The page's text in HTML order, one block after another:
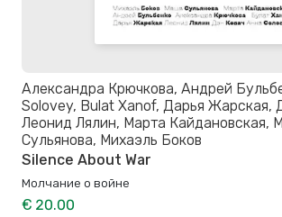
Александра Крючкова, Андрей
Solovey, Bulat Xanof, Дарья Жарская,
Леонид Лялин, Марта Кайдановская,
Сульянова, Михаэль Боков
Silence About War
Молчание о войне
€ 20.00